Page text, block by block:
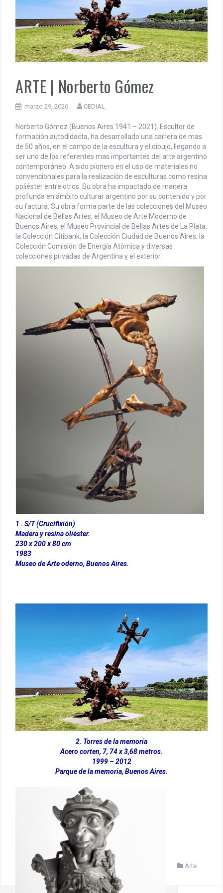
PENSAR UNA SEÑAL | Se echan los dados éticos de la
sustentibilidad. | 6 DE AGOSTO: SOBERANIA TERRITORIAL,
ECONOMICA Y POLITICA
DOCUMENTO CEDIAL | Repudiamos las declaraciones ofensivas
Milei contra la República Federativa del Brasil.
ARTE | Norberto Gómez
marzo 29, 2026 CEDIAL
Norberto Gómez (Buenos Aires 1941 – 2021). Escultor de
formación autodidacta, ha desarrollado una carrera de mas
de 50 años, en el campo de la escultura y el dibujo, llegando a
ser uno de los referentes mas importantes del arte argentino
contemporáneo. A sido pionero en el uso de materiales no
convencionales para la realización de esculturas como resina
poliéster entre otros. Su obra ha impactado de manera
profunda en ámbito culturar argentino por su contenido y por
su factura. Su obra forma parte de las colecciones del Museo
Nacional de Bellas Artes, el Museo de Arte Moderno de
Buenos Aires, el Museo Provincial de Bellas Artes de La Plata,
la Colección Citibank, la Colección Ciudad de Buenos Aires, la
Colección Comisión de Energía Atómica y diversas
colecciones privadas de Argentina y el exterior.
1 . S/T (Crucifixión)
Madera y resina oliéster.
230 x 200 x 80 cm
1983
Museo de Arte oderno, Buenos Aires.
2. Torres de la memoria
Acero corten, 7, 74 x 3,68 metros.
1999 – 2012
Parque de la memoria, Buenos Aires.
Arte